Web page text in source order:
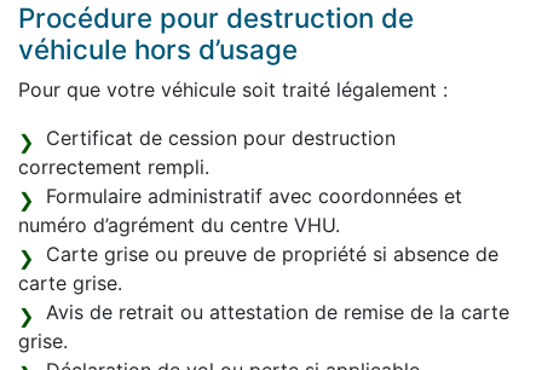
Procédure pour destruction de
véhicule hors d’usage
Pour que votre véhicule soit traité légalement :
Certificat de cession pour destruction
correctement rempli.
Formulaire administratif avec coordonnées et
numéro d’agrément du centre VHU.
Carte grise ou preuve de propriété si absence de
carte grise.
Avis de retrait ou attestation de remise de la carte
grise.